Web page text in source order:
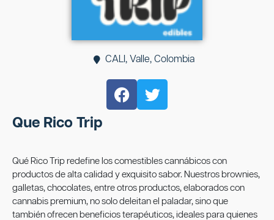
CALI, Valle, Colombia
Que Rico Trip
Qué Rico Trip redefine los comestibles cannábicos con
productos de alta calidad y exquisito sabor. Nuestros brownies,
galletas, chocolates, entre otros productos, elaborados con
cannabis premium, no solo deleitan el paladar, sino que
también ofrecen beneficios terapéuticos, ideales para quienes